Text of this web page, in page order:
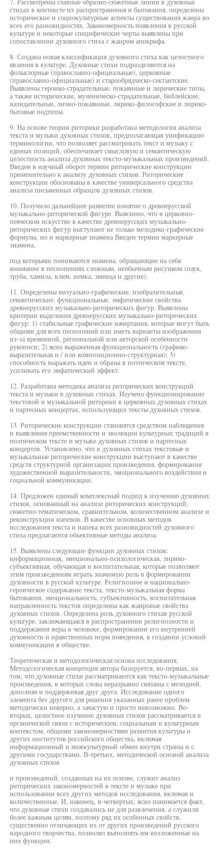
стихах в контексте их распространения и бытования, определены
исторические и социокультурные аспекты существования жанра во
всех его разновидностях. Закономерность появления в русской
культуре и некоторые специфические черты выявлены при
сопоставлении духовного стиха с жанром апокрифа.
8. Создана новая классификация духовного стиха как целостного
явления в культуре. Духовные стихи подразделяются на
фольклорные (православно-официальные), церковные
(православно-официальные) и старообрядческо-сектантские.
Выявлены героико-страдательные, покаянные и лирические типы,
а также исторические, мученическо-страдательные, библейские,
назидательные, лично-покаянные, лирико-философские и лирико-
бытовые подтипы.
9. На основе теории риторики разработана методология анализа
текста и музыки духовных стихов, предполагающая унификацию
терминологии, что позволяет рассматривать текст и музыку с
единых позиций, обеспечивает смысловую и семантическую
целостность анализа духовных тексто-музыкальных произведений.
Введен в научный оборот термин риторические конструкции
применительно к анализу духовных стихов. Риторические
конструкции обоснованы в качестве универсального средства
анализа письменных образцов духовных стихов.
10. Получило дальнейшее развитие понятие о древнерусской
музыкально-риторической фигуре. Выяснено, что в церковно-
певческом искусстве в качестве древнерусских музыкально-
риторических фигур выступают не только мелодико-графические
формулы, но и маркерные знамена Введен термин маркерные
знамена,
под которыми понимаются знамена, обращающие на себя
внимание в песнопениях сложным, необычным рисунком (паук,
труба, хамила, ключ, немка, змеица и другие).
11. Определены визуально-графические, изобразительные,
семантические, функциональные, эмфатические свойства
древнерусских музыкально-риторических фигур. Выявлены
критерии выделения древнерусских музыкально-риторических
фигур: 1) стабильные графические начертания, которые могут быть
общими для всех песнопений или иметь варианты изображения
из-за временной, региональной или авторской особенности
рукописи; 2) ясно выраженная функциональность (графико-
выразительная и / или композиционно-структурная); 3)
способность выражать идеи и образы в поэтическом тексте,
усиливать его эмфатический эффект.
12. Разработана методика анализа риторических конструкций
текста и музыки в духовных стихах. Изучено функционирование
текстовой и музыкальной риторики в церковных духовных стихах
и партесных концертах, использующих тексты духовных стихов.
13. Риторические конструкции становятся средством наблюдения
и выявления преемственности и эволюции культурных традиций в
поэтическом тексте и музыке духовных стихов и партесных
концертов. Установлено, что в духовных стихах текстовые и
музыкальные риторические конструкции выступают в качестве
средств структурной организации произведения, формирования
художественной выразительности, эмоционального воздействия и
социальной коммуникации.
14. Предложен единый комплексный подход к изучению духовных
стихов, основанный на анализе риторических конструкций,
сюжетно-тематическом, сравнительном, количественном анализе и
реконструкции напевов. В качестве основных методов
исследования текста и напева всех разновидностей духовного
стиха предлагаются объективные методы анализа.
15. Выявлены следующие функции духовных стихов:
информационная, эмоционально-психологическая, лирико-
субъекгивная, обучающая и воспитательная, которые позволяют
этим произведениям играть значимую роль в формировании
духовности в русской культуре. Религиозное и национально-
героическое содержание текста, тексто-музыкальная форма
бытования, эмоциональность, субъективность, воспитательная
направленность текстов определены как жанровые свойства
духовных стихов. Определена роль духовного стихав русской
культуре, заключающаяся в распространении религиозности и
поддержании веры в человеке, формировании его внутренней
духовности и нравственных норм поведения, в создании условий
коммуникации в обществе.
Теоретическая и методологическая основа исследования.
Методологическая концепция автора базируется, во-первых, на
том, что духовные стихи рассматриваются как тексто-музыкальные
произведения, в которых слова неразрывно связаны с мелодией,
дополняя и поддерживая друг друга. Исследование одного
элемента без другого для решения указанных ранее проблем
методически неверно, а зачастую и просто невозможно. Во-
вторых, целостное изучение духовных стихов рассматривается в
органической связи с историческим, социальным и культурным
контекстом, общими закономерностями развития культуры и
других институтов российского общества, включая
информационный и межкультурный обмен внутри страны и с
другими государствами. В-третьих, методической основой анализа
духовных стихов
и произведений, созданных на их основе, служит анализ
риторических закономерностей в тексте и музыке при
использовании всех других методов исследования, включая и
количественные. И, наконец, в-четвертых, ясно понимается факт,
что духовные стихи создавались не для развлечения, а служили
более важным целям, поэтому ряд их особенных свойств,
существенно отличающих их от других произведений русского
народного творчества, позволял выполнять им возложенные на
них функции.